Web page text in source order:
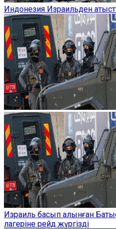
Индонезия Израильден
Израиль басып алынған
лагеріне рейд жүргізді